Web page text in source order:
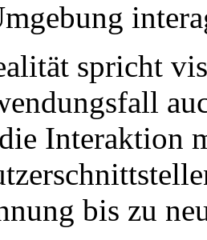
spricht
Interaktion
bis zu